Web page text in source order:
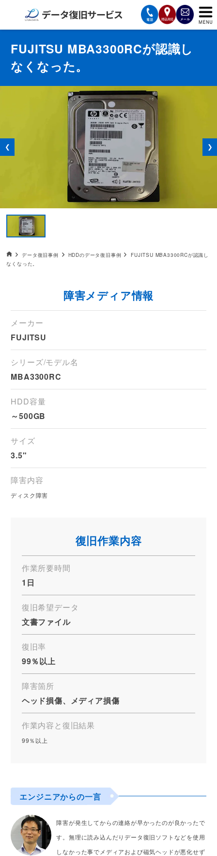
復旧費用と納期
サービスの流れ
データ復旧事例
FUJITSU MBA3300RCが認識し
なくなった。
❮ ❯
データ復旧HOME
データ復旧事例 HDDのデータ復旧事例
FUJITSU MBA3300RCが認識し
なくなった。
障害メディア情報
メーカー
FUJITSU
シリーズ/モデル名
MBA3300RC
HDD容量
～500GB
サイズ
3.5"
障害内容
ディスク障害
復旧作業内容
作業所要時間
1日
復旧希望データ
文書ファイル
復旧率
99％以上
障害箇所
ヘッド損傷、メディア損傷
作業内容と復旧結果
99％以上
エンジニアからの一言
障害が発生してからの連絡が早かったのが良かったで
す。無理に読み込んだりデータ復旧ソフトなどを使用
しなかった事でメディアおよび磁気ヘッドが悪化せず